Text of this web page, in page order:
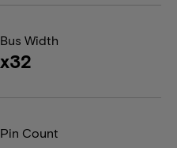
Bus Width
x32
Pin Count